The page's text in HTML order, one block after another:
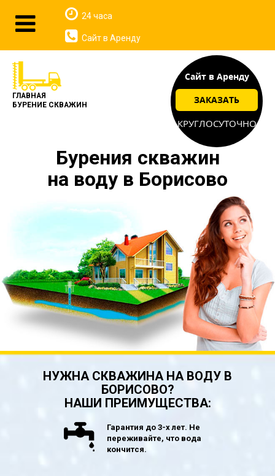
ГЛАВНАЯ
БУРЕНИЕ СКВАЖИН
Бурения скважин
на воду в Борисово
Сайт в Аренду
ЗАКАЗАТЬ
КРУГЛОСУТОЧНО
24 часа
Сайт в Аренду
НУЖНА СКВАЖИНА НА ВОДУ В
БОРИСОВО?
НАШИ ПРЕИМУЩЕСТВА:
Гарантия до 3-х лет. Не
переживайте, что вода
кончится.